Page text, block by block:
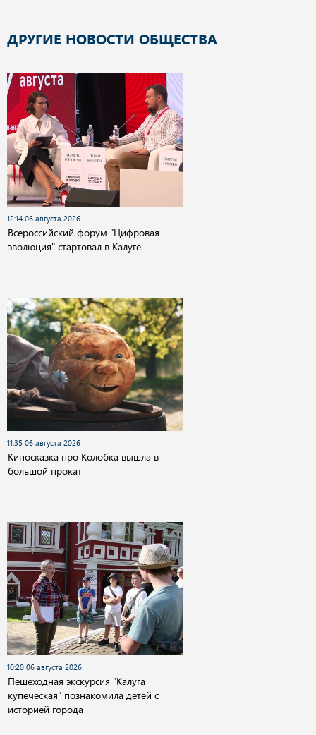
ДРУГИЕ НОВОСТИ ОБЩЕСТВА
12:14 06 августа 2026
Всероссийский форум "Цифровая
эволюция" стартовал в Калуге
11:35 06 августа 2026
Киносказка про Колобка вышла в
большой прокат
10:20 06 августа 2026
Пешеходная экскурсия "Калуга
купеческая" познакомила детей с
историей города